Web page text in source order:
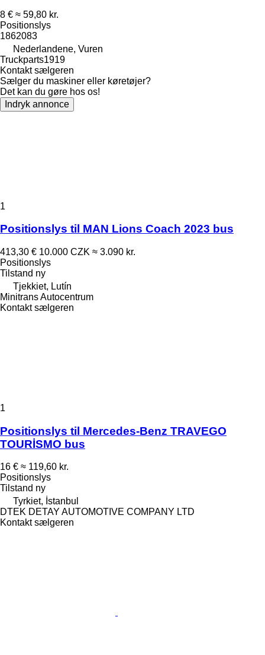
8 € ≈ 59,80 kr.
Positionslys
1862083
Nederlandene, Vuren
Truckparts1919
Kontakt sælgeren
Sælger du maskiner eller køretøjer?
Det kan du gøre hos os!
Indryk annonce
1
Positionslys til MAN Lions Coach 2023 bus
413,30 € 10.000 CZK ≈ 3.090 kr.
Positionslys
Tilstand ny
Tjekkiet, Lutín
Minitrans Autocentrum
Kontakt sælgeren
1
Positionslys til Mercedes-Benz TRAVEGO
TOURİSMO bus
16 € ≈ 119,60 kr.
Positionslys
Tilstand ny
Tyrkiet, İstanbul
DTEK DETAY AUTOMOTIVE COMPANY LTD
Kontakt sælgeren